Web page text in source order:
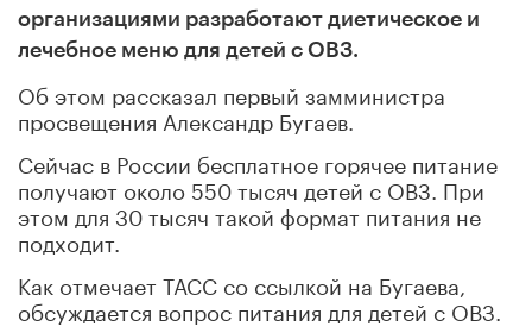
организациями разработают диетическое и
лечебное меню для детей с ОВЗ.
Об этом рассказал первый замминистра
просвещения Александр Бугаев.
Сейчас в России бесплатное горячее питание
получают около 550 тысяч детей с ОВЗ. При
этом для 30 тысяч такой формат питания не
подходит.
Как отмечает ТАСС со ссылкой на Бугаева,
обсуждается вопрос питания для детей с ОВЗ.